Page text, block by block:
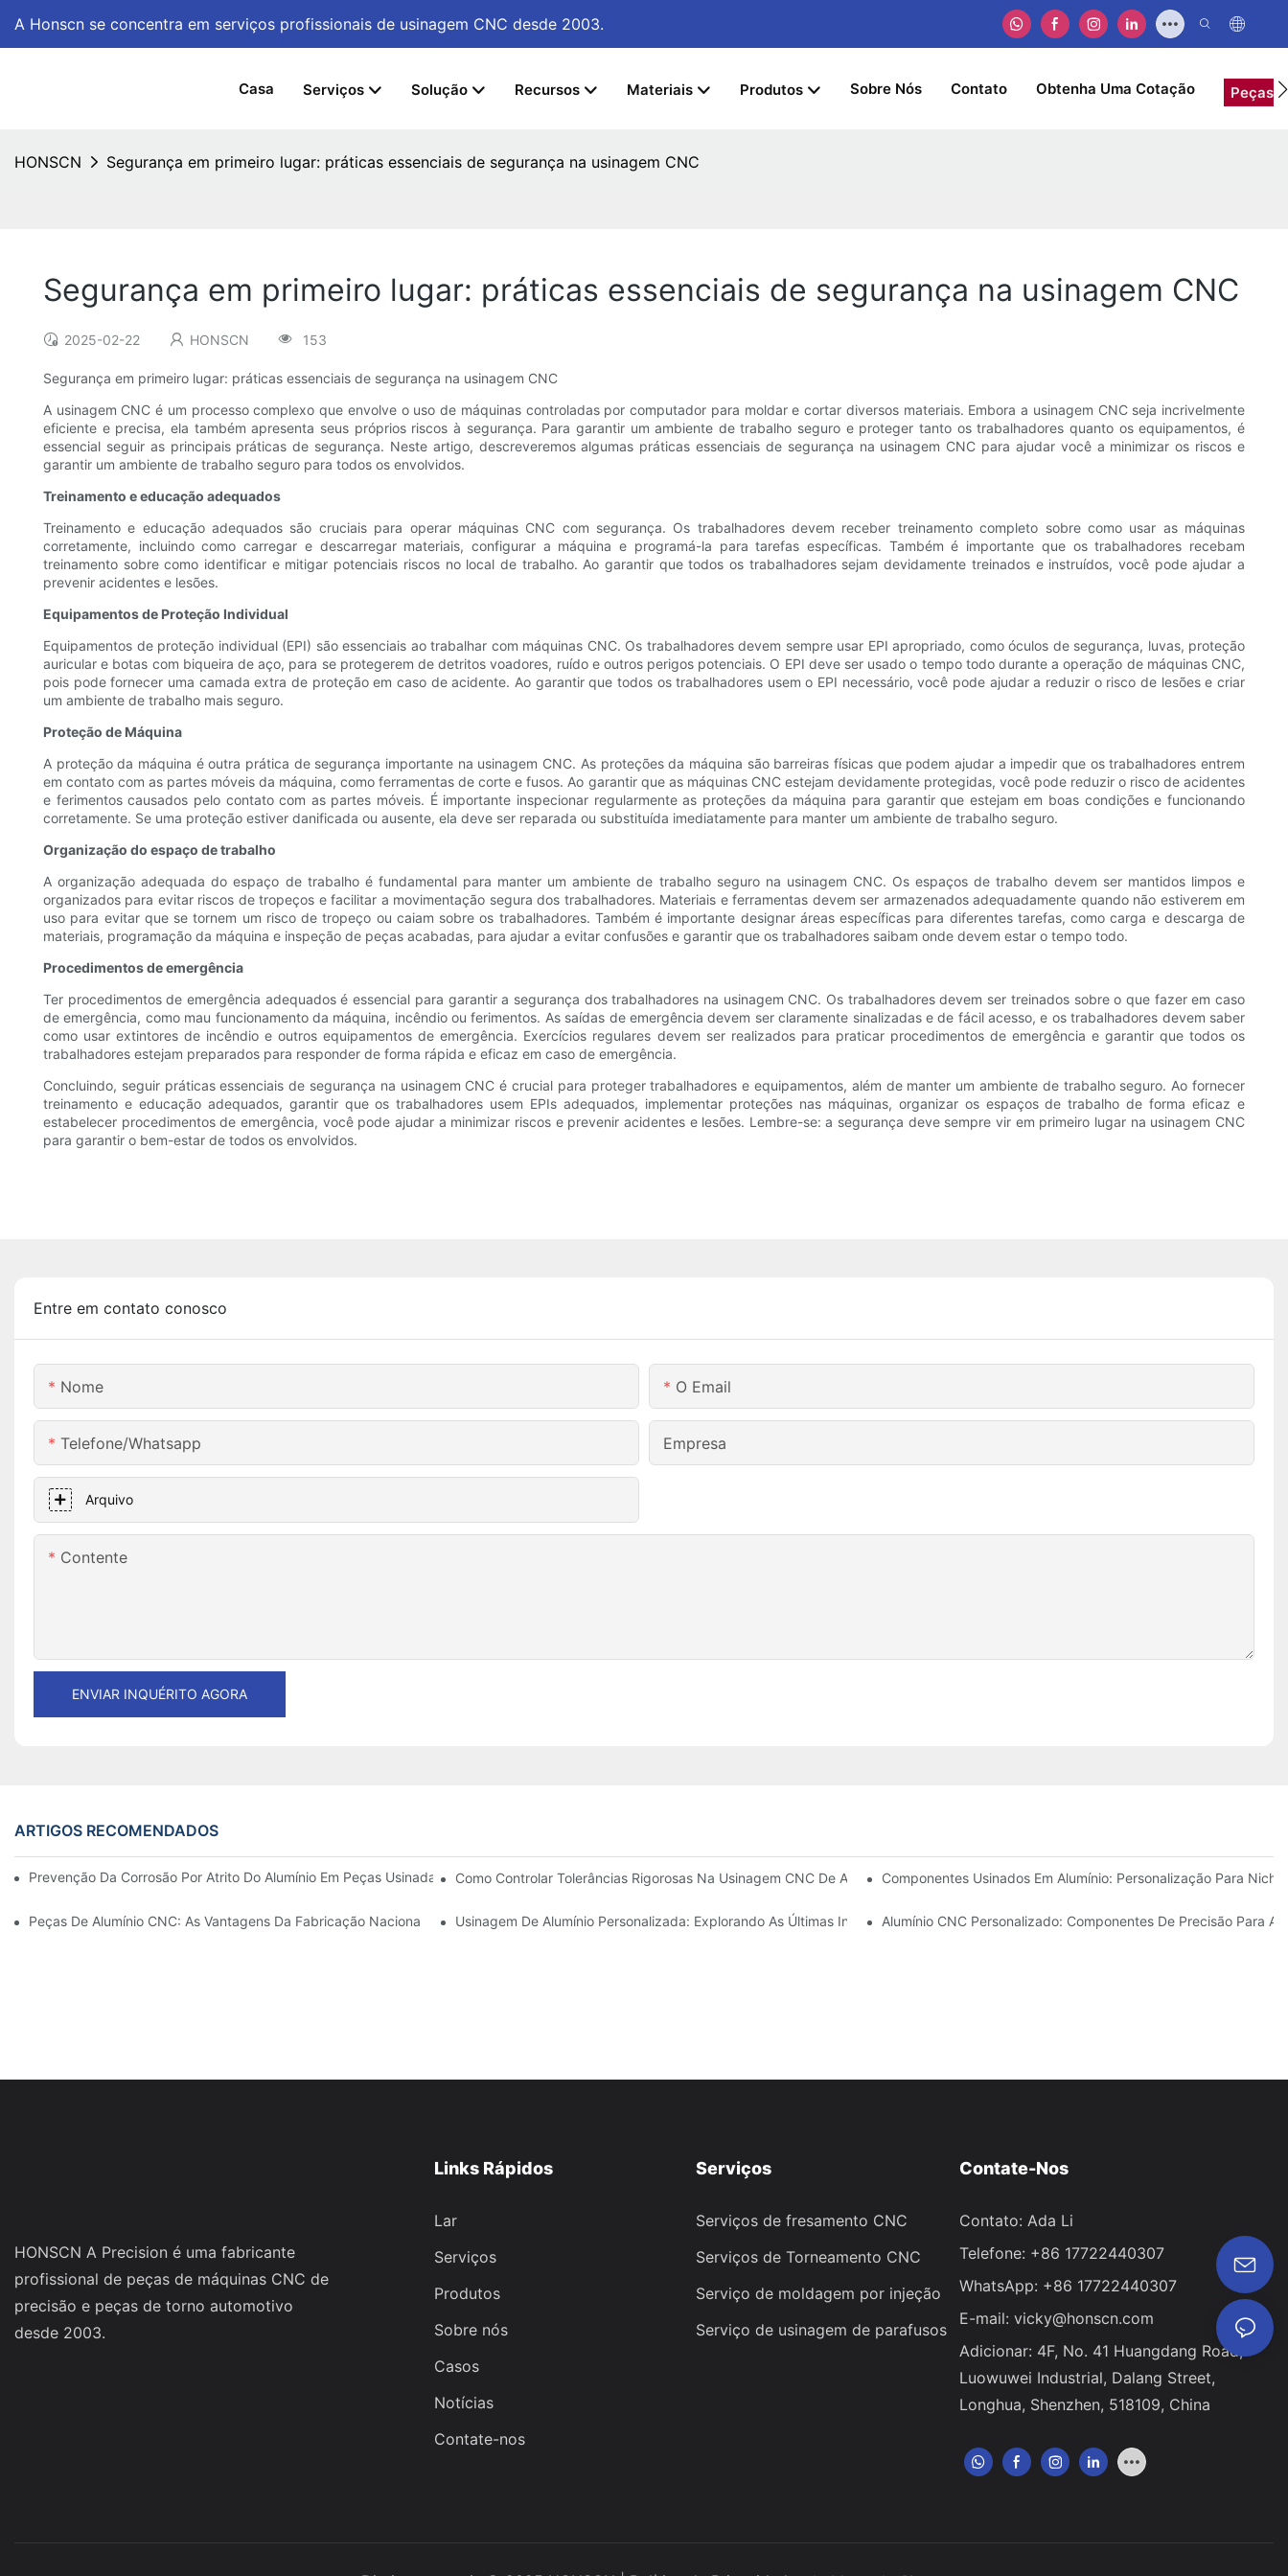
A Honscn se concentra em serviços profissionais de usinagem CNC desde 2003.
Casa Serviços Solução Recursos Materiais Produtos Sobre Nós Contato Obtenha Uma Cotação Peças
HONSCN Segurança em primeiro lugar: práticas essenciais de segurança na usinagem CNC
Segurança em primeiro lugar: práticas essenciais de segurança na usinagem CNC
2025-02-22 HONSCN 153
Segurança em primeiro lugar: práticas essenciais de segurança na usinagem CNC
A usinagem CNC é um processo complexo que envolve o uso de máquinas controladas por computador para moldar e cortar diversos materiais. Embora a usinagem CNC seja incrivelmente
eficiente e precisa, ela também apresenta seus próprios riscos à segurança. Para garantir um ambiente de trabalho seguro e proteger tanto os trabalhadores quanto os equipamentos, é
essencial seguir as principais práticas de segurança. Neste artigo, descreveremos algumas práticas essenciais de segurança na usinagem CNC para ajudar você a minimizar os riscos e
garantir um ambiente de trabalho seguro para todos os envolvidos.
Treinamento e educação adequados
Treinamento e educação adequados são cruciais para operar máquinas CNC com segurança. Os trabalhadores devem receber treinamento completo sobre como usar as máquinas
corretamente, incluindo como carregar e descarregar materiais, configurar a máquina e programá-la para tarefas específicas. Também é importante que os trabalhadores recebam
treinamento sobre como identificar e mitigar potenciais riscos no local de trabalho. Ao garantir que todos os trabalhadores sejam devidamente treinados e instruídos, você pode ajudar a
prevenir acidentes e lesões.
Equipamentos de Proteção Individual
Equipamentos de proteção individual (EPI) são essenciais ao trabalhar com máquinas CNC. Os trabalhadores devem sempre usar EPI apropriado, como óculos de segurança, luvas, proteção
auricular e botas com biqueira de aço, para se protegerem de detritos voadores, ruído e outros perigos potenciais. O EPI deve ser usado o tempo todo durante a operação de máquinas CNC,
pois pode fornecer uma camada extra de proteção em caso de acidente. Ao garantir que todos os trabalhadores usem o EPI necessário, você pode ajudar a reduzir o risco de lesões e criar
um ambiente de trabalho mais seguro.
Proteção de Máquina
A proteção da máquina é outra prática de segurança importante na usinagem CNC. As proteções da máquina são barreiras físicas que podem ajudar a impedir que os trabalhadores entrem
em contato com as partes móveis da máquina, como ferramentas de corte e fusos. Ao garantir que as máquinas CNC estejam devidamente protegidas, você pode reduzir o risco de acidentes
e ferimentos causados ​​pelo contato com as partes móveis. É importante inspecionar regularmente as proteções da máquina para garantir que estejam em boas condições e funcionando
corretamente. Se uma proteção estiver danificada ou ausente, ela deve ser reparada ou substituída imediatamente para manter um ambiente de trabalho seguro.
Organização do espaço de trabalho
A organização adequada do espaço de trabalho é fundamental para manter um ambiente de trabalho seguro na usinagem CNC. Os espaços de trabalho devem ser mantidos limpos e
organizados para evitar riscos de tropeços e facilitar a movimentação segura dos trabalhadores. Materiais e ferramentas devem ser armazenados adequadamente quando não estiverem em
uso para evitar que se tornem um risco de tropeço ou caiam sobre os trabalhadores. Também é importante designar áreas específicas para diferentes tarefas, como carga e descarga de
materiais, programação da máquina e inspeção de peças acabadas, para ajudar a evitar confusões e garantir que os trabalhadores saibam onde devem estar o tempo todo.
Procedimentos de emergência
Ter procedimentos de emergência adequados é essencial para garantir a segurança dos trabalhadores na usinagem CNC. Os trabalhadores devem ser treinados sobre o que fazer em caso
de emergência, como mau funcionamento da máquina, incêndio ou ferimentos. As saídas de emergência devem ser claramente sinalizadas e de fácil acesso, e os trabalhadores devem saber
como usar extintores de incêndio e outros equipamentos de emergência. Exercícios regulares devem ser realizados para praticar procedimentos de emergência e garantir que todos os
trabalhadores estejam preparados para responder de forma rápida e eficaz em caso de emergência.
Concluindo, seguir práticas essenciais de segurança na usinagem CNC é crucial para proteger trabalhadores e equipamentos, além de manter um ambiente de trabalho seguro. Ao fornecer
treinamento e educação adequados, garantir que os trabalhadores usem EPIs adequados, implementar proteções nas máquinas, organizar os espaços de trabalho de forma eficaz e
estabelecer procedimentos de emergência, você pode ajudar a minimizar riscos e prevenir acidentes e lesões. Lembre-se: a segurança deve sempre vir em primeiro lugar na usinagem CNC
para garantir o bem-estar de todos os envolvidos.
Entre em contato conosco
Nome O Email
Telefone/whatsapp Empresa
Arquivo
Contente
ENVIAR INQUÉRITO AGORA
ARTIGOS RECOMENDADOS
Prevenção Da Corrosão Por Atrito Do Alumínio Em Peças Usinadas Com Precisão: Soluções De Projeto, Ferramentas E Revestimento
Como Controlar Tolerâncias Rigorosas Na Usinagem CNC De Aço Inoxidável (304 Vs 316)Componentes Usinados Em Alumínio: Personalização Para
Peças De Alumínio CNC: As Vantagens Da Fabricação Nacional Usinagem De Alumínio Personalizada: Explorando As Últimas Inovações Do SetorAlumínio CNC Personalizado: Componentes De Precisão Para
HONSCN A Precision é uma fabricante
profissional de peças de máquinas CNC de
precisão e peças de torno automotivo
desde 2003.
Links Rápidos
Lar
Serviços
Produtos
Sobre nós
Casos
Notícias
Contate-nos
Serviços
Serviços de fresamento CNC
Serviços de Torneamento CNC
Serviço de moldagem por injeção
Serviço de usinagem de parafusos
Contate-Nos
Contato: Ada Li
Telefone: +86 17722440307
WhatsApp: +86 17722440307
E-mail: vicky@honscn.com
Adicionar: 4F, ​​No. 41 Huangdang Road,
Luowuwei Industrial, Dalang Street,
Longhua, Shenzhen, 518109, China